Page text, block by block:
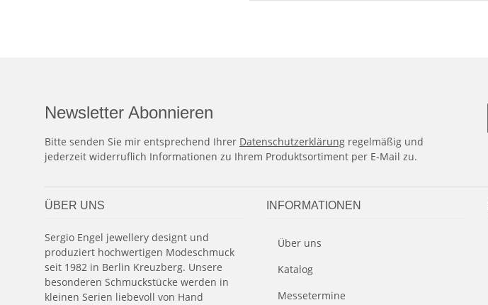
Newsletter Abonnieren
Bitte senden Sie mir entsprechend Ihrer Datenschutzerklärung regelmäßig und
jederzeit widerruflich Informationen zu Ihrem Produktsortiment per E-Mail zu.
ÜBER UNS
Sergio Engel jewellery designt und
produziert hochwertigen Modeschmuck
seit 1982 in Berlin Kreuzberg. Unsere
besonderen Schmuckstücke werden in
kleinen Serien liebevoll von Hand
INFORMATIONEN
Über uns
Katalog
Messetermine